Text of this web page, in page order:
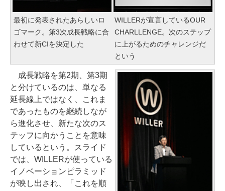
最初に発表されたあらしいロ
ゴマーク。第3次成長戦略に合
わせて新CIを決定した
WILLERが宣言しているOUR
CHARLLENGE。次のステップ
に上がるためのチャレンジだ
という
成長戦略を第2期、第3期
と分けているのは、単なる
延長線上ではなく、これま
であったものを継続しなが
ら進化させ、新たな次のス
テッフに向かうことを意味
しているという。スライド
では、WILLERが使っている
イノベーションピラミッド
が映し出され、「これを順